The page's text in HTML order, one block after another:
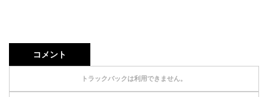
コメント
トラックバックは利用できません。